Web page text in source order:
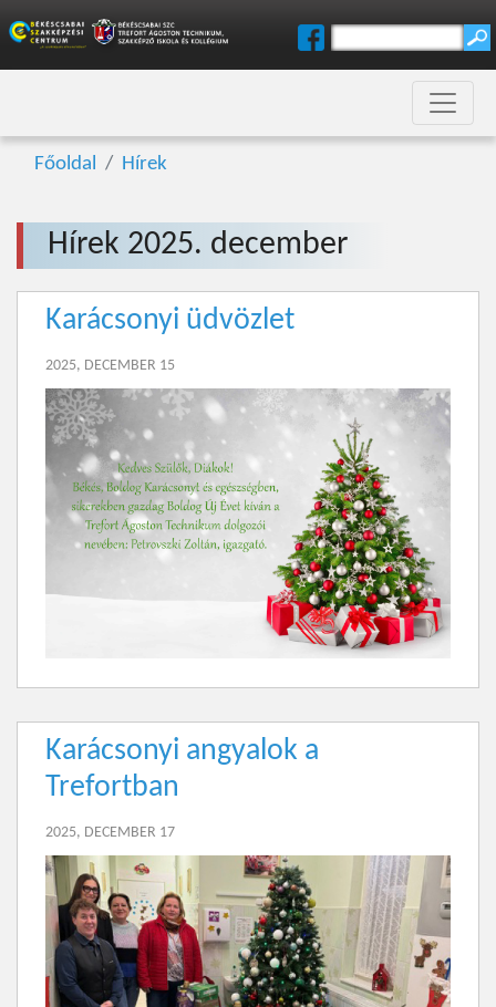
Főoldal Hírek
Hírek 2025. december
Karácsonyi üdvözlet
2025, DECEMBER 15
Karácsonyi angyalok a
Trefortban
2025, DECEMBER 17